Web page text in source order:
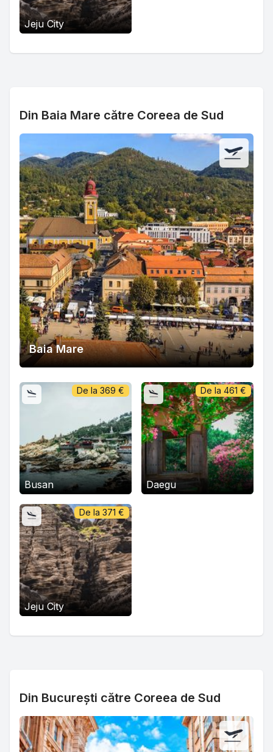
Jeju City
Din Baia Mare către Coreea de Sud
Baia Mare
Busan
De la 369 €
Daegu
De la 461 €
Jeju City
De la 371 €
Din București către Coreea de Sud